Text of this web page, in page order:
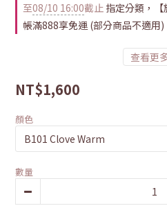
至08/10 16:00截止 指定分類，
帳滿888享免運 (部分商品不適用)
查看更
NT$1,600
顏色
數量